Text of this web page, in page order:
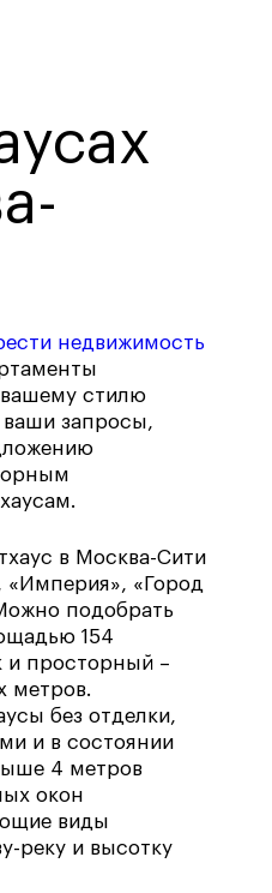
недвижимость
стилю
ваши запросы,
в Москва-Сити
«Империя», «Город
подобрать
154
и просторный –
метров.
без отделки,
и в состоянии
4 метров
окон
виды
реку и высотку